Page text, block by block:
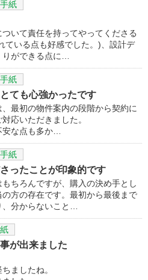
紙
いて責任を持ってやってくださる
ている点も好感でした。)、設計デ
ができる点に…
紙
ても心強かったです
最初の物件案内の段階から契約に
応いただきました。
な点も多か…
紙
ったことが印象的です
ちろんですが、購入の決め手とし
方の存在です。最初から最後まで
分からないこと…
が出来ました
ましたね。